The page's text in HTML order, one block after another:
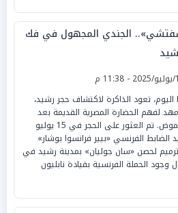
الجندي المجهول في فك
تعود الذاكرة لاكتشاف حجر رشيد،
لفهم الحضارة المصرية القديمة بعد
قرون من الغموض. تم العثور على الحجر في 15 يوليو
يد الضابط الفرنسي «بيير فرانسوا بوشار»
ترميم لحصن «سان جوليان» بمدينة رشيد في
وجود الحملة الفرنسية بقيادة نابليون